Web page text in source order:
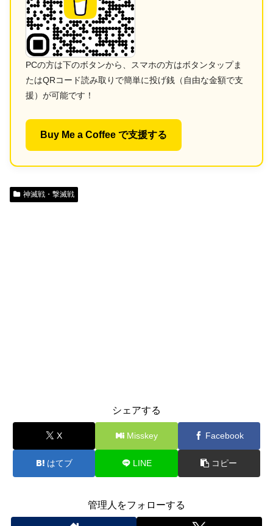
PCの方は下のボタンから、スマホの方はボタンタップま
たはQRコード読み取りで簡単に投げ銭（自由な金額で支
援）が可能です！
Buy Me a Coffee で支援する
神滅戦・撃滅戦
シェアする
X Misskey Facebook
はてブ LINE コピー
管理人をフォローする